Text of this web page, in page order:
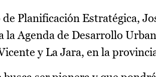
Planificación Estratégica,
la Agenda de Desarrollo
y La Jara, en la